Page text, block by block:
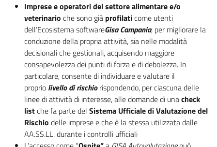
Imprese e operatori del settore alimentare e/o
veterinario che sono già profilaticome utenti
dell’Ecosistema softwareGisa Campania, per migliorare la
conduzione della propria attività, sia nelle modalità
decisionali che gestionali, acquisendo maggiore
consapevolezza dei punti di forza e di debolezza. In
particolare, consente di individuare e valutare il
proprio livello di rischiorispondendo, per ciascuna delle
linee di attività di interesse, alle domande di unacheck
listche fa parte del Sistema Ufficiale di Valutazione del
Rischio delle imprese e che è la stessa utilizzata dalle
AA.SS.LL. durante i controlli ufficiali